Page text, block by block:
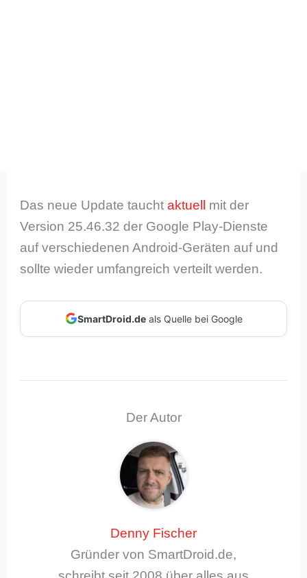
Das neue Update tauchtaktuell
mit der
Version 25.46.32 der Google Play-Dienste
auf verschiedenen Android-Geräten auf und
sollte wieder umfangreich verteilt werden.
SmartDroid.deals Quelle bei Google
Der Autor
Denny Fischer
Gründer von SmartDroid.de,